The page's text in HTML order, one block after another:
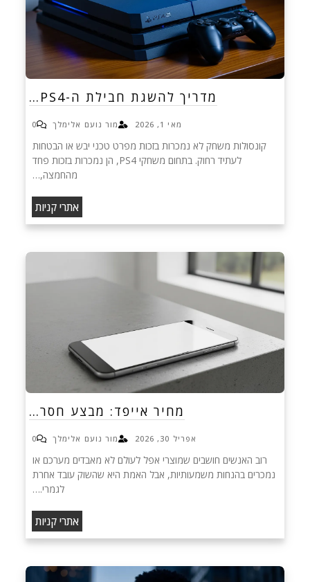
מדריך להשגת חבילת ה-PS4…
מאי 1, 2026 מור נועם אלימלך 0
קונסולות משחק לא נמכרות בזכות מפרט טכני יבש או הבטחות
לעתיד רחוק. בתחום משחקי PS4, הן נמכרות בזכות פחד
מהחמצה,…
אתרי קניות
מחיר אייפד: מבצע חסר…
אפריל 30, 2026 מור נועם אלימלך 0
רוב האנשים חושבים שמוצרי אפל לעולם לא מאבדים מערכם או
נמכרים בהנחות משמעותיות, אבל האמת היא שהשוק עובד אחרת
לגמרי.…
אתרי קניות